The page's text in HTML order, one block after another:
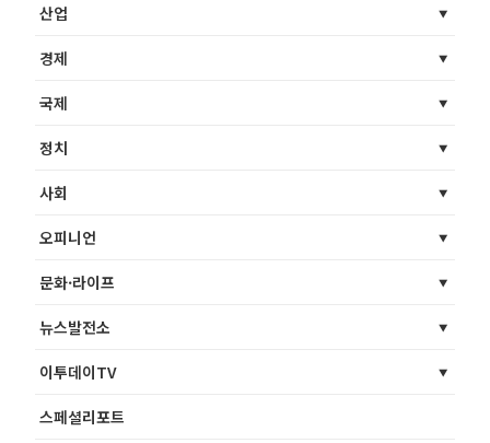
산업
경제
국제
정치
사회
오피니언
문화·라이프
뉴스발전소
이투데이TV
스페셜리포트